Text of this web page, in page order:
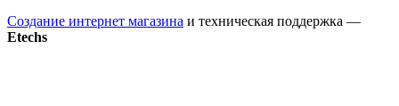
Создание интернет магазина и техническая поддержка —
Etechs